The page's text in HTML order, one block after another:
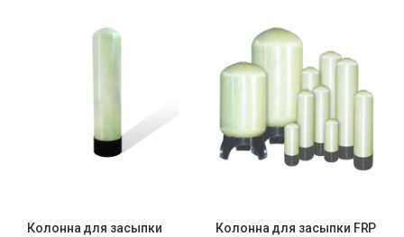
Колонна для засыпки
Колонна для засыпки FRP